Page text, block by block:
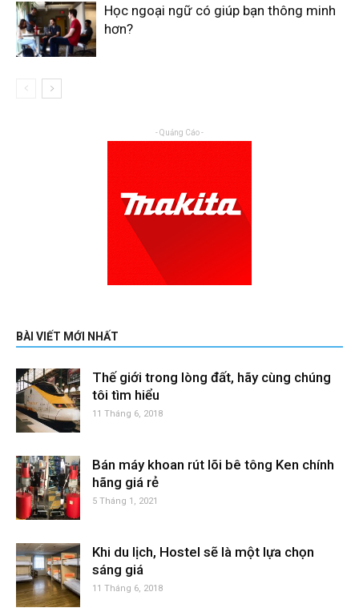
Học ngoại ngữ có giúp bạn thông minh
hơn?
- Quảng Cáo -
BÀI VIẾT MỚI NHẤT
Thế giới trong lòng đất, hãy cùng chúng
tôi tìm hiểu
11 Tháng 6, 2018
Bán máy khoan rút lõi bê tông Ken chính
hãng giá rẻ
5 Tháng 1, 2021
Khi du lịch, Hostel sẽ là một lựa chọn
sáng giá
11 Tháng 6, 2018